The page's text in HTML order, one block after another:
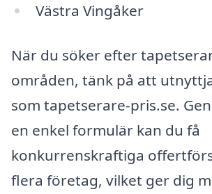
Västra Vingåker
När du söker efter
områden, tänk på att
som tapetserare-pris.se.
en enkel formulär kan du få
konkurrenskraftiga
flera företag, vilket ger dig